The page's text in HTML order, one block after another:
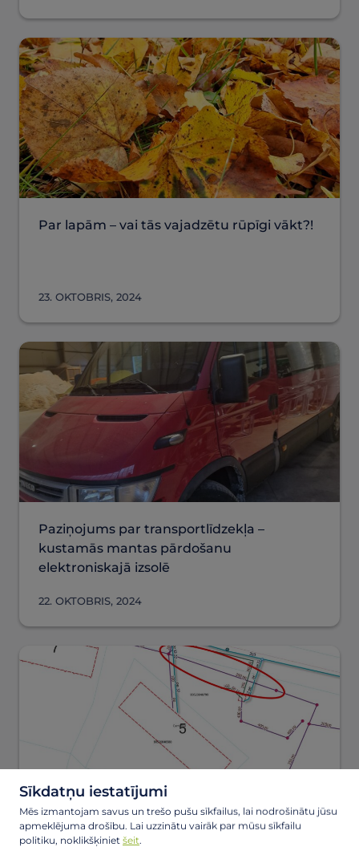
Par lapām – vai tās vajadzētu rūpīgi vākt?!
23. OKTOBRIS, 2024
Paziņojums par transportlīdzekļa –
kustamās mantas pārdošanu
elektroniskajā izsolē
22. OKTOBRIS, 2024
Kanalizācijas tīkla remontdarbi Zvejnieku
Sīkdatņu iestatījumi
Mēs izmantojam savus un trešo pušu sīkfailus, lai nodrošinātu jūsu
apmeklējuma drošību. Lai uzzinātu vairāk par mūsu sīkfailu
politiku, noklikšķiniet šeit.